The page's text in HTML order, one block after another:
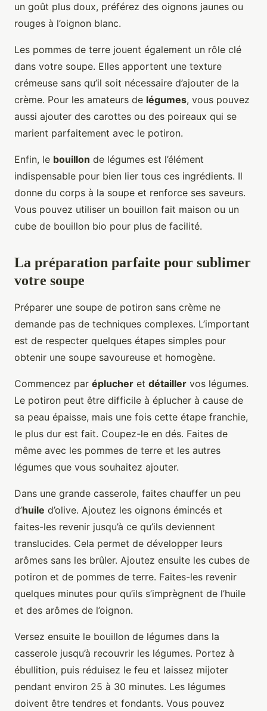
un goût plus doux, préférez des oignons jaunes ou
rouges à l’oignon blanc.
Les pommes de terre jouent également un rôle clé
dans votre soupe. Elles apportent une texture
crémeuse sans qu’il soit nécessaire d’ajouter de la
crème. Pour les amateurs de légumes, vous pouvez
aussi ajouter des carottes ou des poireaux qui se
marient parfaitement avec le potiron.
Enfin, le bouillon de légumes est l’élément
indispensable pour bien lier tous ces ingrédients. Il
donne du corps à la soupe et renforce ses saveurs.
Vous pouvez utiliser un bouillon fait maison ou un
cube de bouillon bio pour plus de facilité.
La préparation parfaite pour sublimer
votre soupe
Préparer une soupe de potiron sans crème ne
demande pas de techniques complexes. L’important
est de respecter quelques étapes simples pour
obtenir une soupe savoureuse et homogène.
Commencez par éplucher et détailler vos légumes.
Le potiron peut être difficile à éplucher à cause de
sa peau épaisse, mais une fois cette étape franchie,
le plus dur est fait. Coupez-le en dés. Faites de
même avec les pommes de terre et les autres
légumes que vous souhaitez ajouter.
Dans une grande casserole, faites chauffer un peu
d’huile d’olive. Ajoutez les oignons émincés et
faites-les revenir jusqu’à ce qu’ils deviennent
translucides. Cela permet de développer leurs
arômes sans les brûler. Ajoutez ensuite les cubes de
potiron et de pommes de terre. Faites-les revenir
quelques minutes pour qu’ils s’imprègnent de l’huile
et des arômes de l’oignon.
Versez ensuite le bouillon de légumes dans la
casserole jusqu’à recouvrir les légumes. Portez à
ébullition, puis réduisez le feu et laissez mijoter
pendant environ 25 à 30 minutes. Les légumes
doivent être tendres et fondants. Vous pouvez